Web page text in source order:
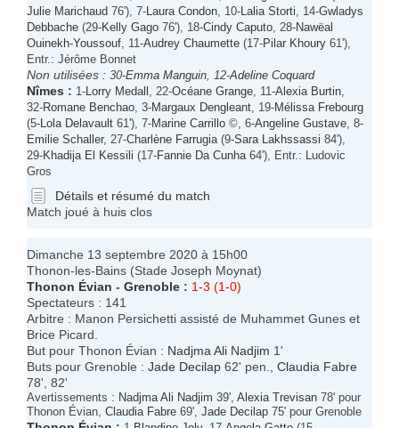
Julie Marichaud 76'), 7- Laura Condon , 10- Lalia Storti , 14-Gwladys
Debbache (29-Kelly Gago 76'), 18-Cindy Caputo , 28-Nawëal
Ouinekh-Youssouf , 11-Audrey Chaumette (17-Pilar Khoury 61'),
Entr.: Jérôme Bonnet
Non utilisées : 30-Emma Manguin , 12-Adeline Coquard
Nîmes : 1- Lorry Medall , 22-Océane Grange , 11-Alexia Burtin
32-Romane Benchao , 3-Margaux Dengleant , 19-Mélissa Frebourg
(5- Lola Delavault 61'), 7-Marine Carrillo ©, 6-Angeline Gustave , 8-
Emilie Schaller, 27-Charlène Farrugia (9-Sara Lakhssassi 84'),
29-Khadija El Kessili (17-Fannie Da Cunha 64'), Entr.: Ludovic
Gros
Détails et résumé du match
Match joué à huis clos
Dimanche 13 septembre 2020 à 15h00
Thonon-les-Bains (Stade Joseph Moynat)
Thonon Évian - Grenoble : 1-3 (1-0)
Spectateurs : 141
Arbitre : Manon Persichetti assisté de Muhammet Gunes et
Brice Picard.
But pour Thonon Évian : Nadjma Ali Nadjim 1'
Buts pour Grenoble : Jade Decilap 62' pen., Claudia Fabre
78', 82'
Avertissements : Nadjma Ali Nadjim 39', Alexia Trevisan 78' pour
Thonon Évian, Claudia Fabre 69', Jade Decilap 75' pour Grenoble